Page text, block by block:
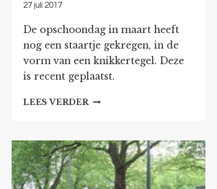
27 juli 2017
De opschoondag in maart heeft
nog een staartje gekregen, in de
vorm van een knikkertegel. Deze
is recent geplaatst.
LEES VERDER KNIKKEREN